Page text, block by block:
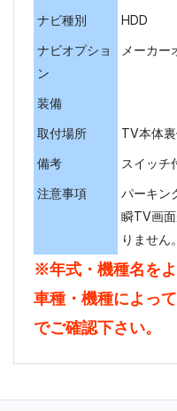
ナビ種別
HDD
ナビオプショ
ン
メーカー
装備
取付場所
TV本体
備考
スイッチ
注意事項
パーキン
瞬TV画
りません。
※年式・機種名をよ
車種・機種によっ
でご確認下さい。